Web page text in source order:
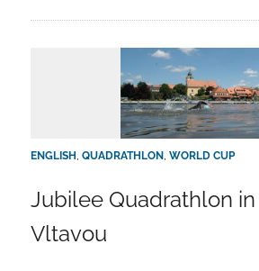
ENGLISH , QUADRATHLON , WORLD CUP
Jubilee Quadrathlon in
Vltavou